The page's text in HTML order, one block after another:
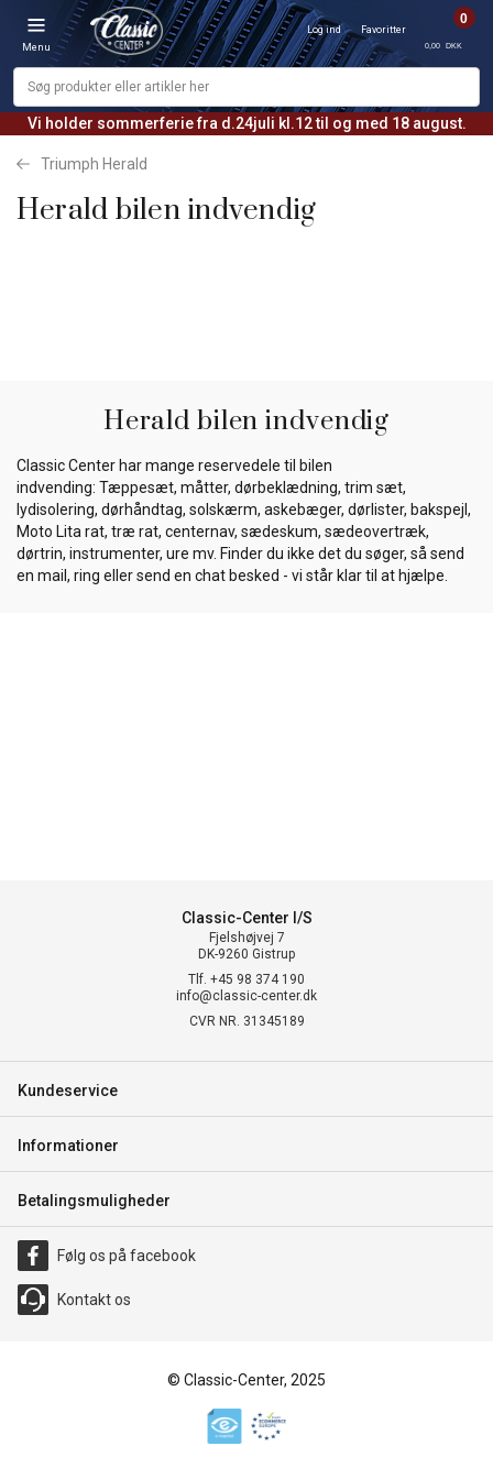
Vi holder sommerferie fra d.24juli kl.12 til og med 18 august.
Menu
Log ind Favoritter
0
0,00 DKK
Triumph Herald
Herald bilen indvendig
Herald bilen indvendig
Classic Center har mange reservedele til bilen
indvending: Tæppesæt, måtter, dørbeklædning, trim sæt,
lydisolering, dørhåndtag, solskærm, askebæger, dørlister, bakspejl,
Moto Lita rat, træ rat, centernav, sædeskum, sædeovertræk,
dørtrin, instrumenter, ure mv. Finder du ikke det du søger, så send
en mail, ring eller send en chat besked - vi står klar til at hjælpe.
Classic-Center I/S
Fjelshøjvej 7
DK-9260 Gistrup
Tlf. +45 98 374 190
info@classic-center.dk
CVR NR. 31345189
Kundeservice
Informationer
Betalingsmuligheder
Følg os på facebook
Kontakt os
© Classic-Center, 2025